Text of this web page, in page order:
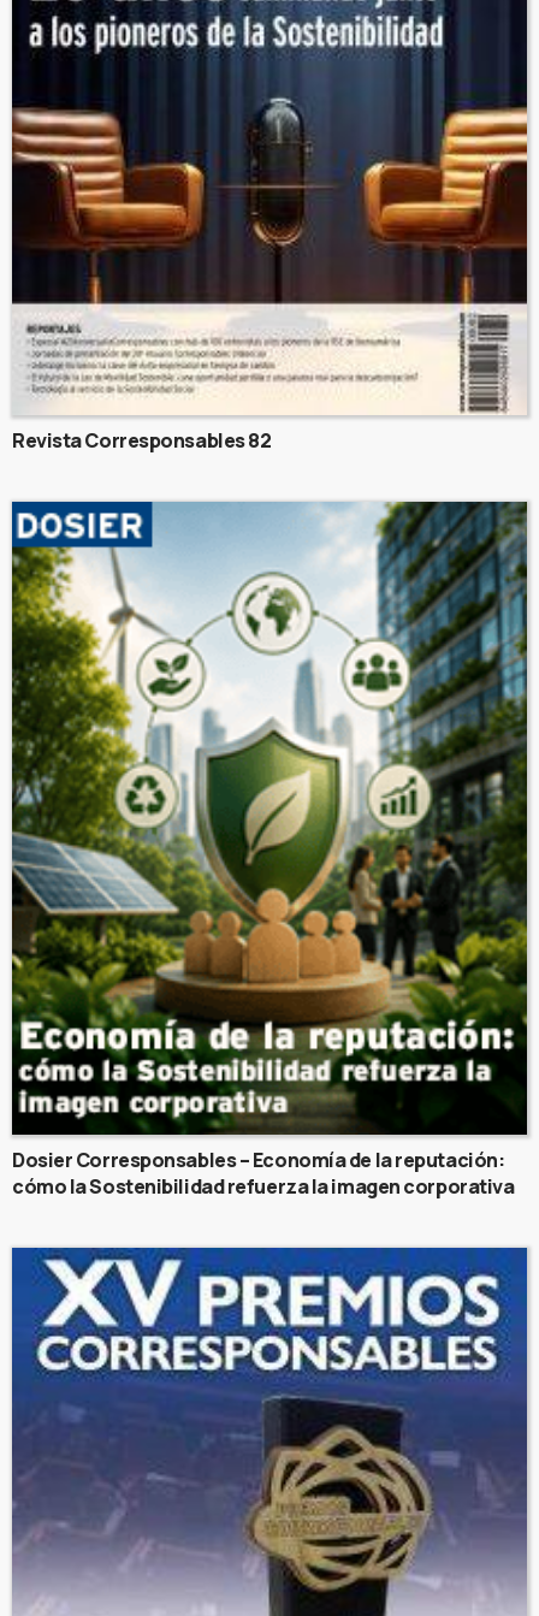
Revista Corresponsables 82
Dosier Corresponsables – Economía de la reputación:
cómo la Sostenibilidad refuerza la imagen corporativa